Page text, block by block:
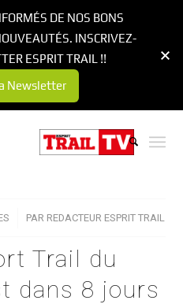
PAR REDACTEUR ESPRIT TRAIL
Trail du
dans 8 jours
DE NOS BONS
INSCRIVEZ-
ESPRIT TRAIL !!
Newsletter